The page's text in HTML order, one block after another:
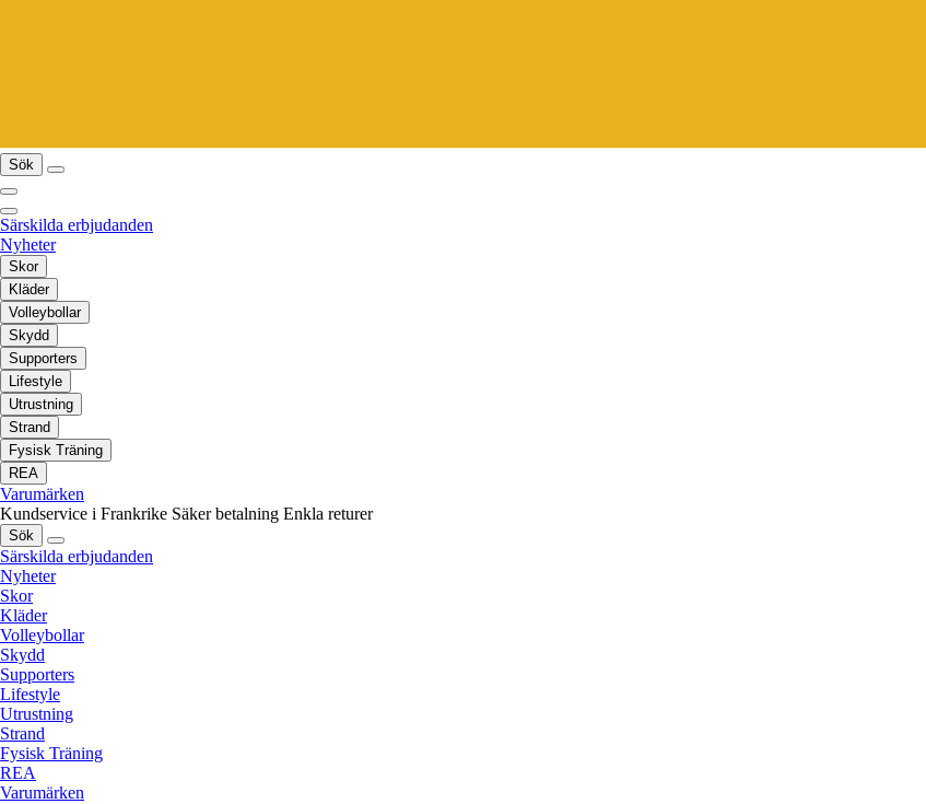
Sök
Särskilda erbjudanden
Nyheter
Skor
Kläder
Volleybollar
Skydd
Supporters
Lifestyle
Utrustning
Strand
Fysisk Träning
REA
Varumärken
Kundservice i Frankrike Säker betalning Enkla returer
Sök
Särskilda erbjudanden
Nyheter
Skor
Kläder
Volleybollar
Skydd
Supporters
Lifestyle
Utrustning
Strand
Fysisk Träning
REA
Varumärken